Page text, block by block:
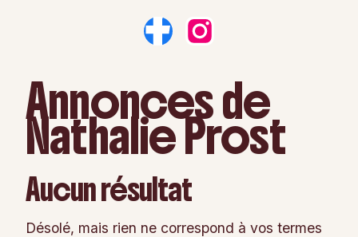
Annonces de
Nathalie Prost
Aucun résultat
Désolé, mais rien ne correspond à vos termes